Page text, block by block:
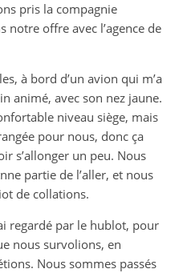
pris la compagnie
notre offre avec l’agence de
à bord d’un avion qui m’a
animé, avec son nez jaune.
niveau siège, mais
pour nous, donc ça
s’allonger un peu. Nous
partie de l’aller, et nous
de collations.
regardé par le hublot, pour
nous survolions, en
Nous sommes passés